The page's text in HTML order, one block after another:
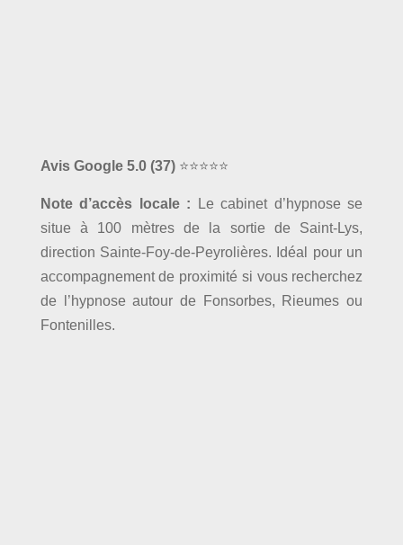
Avis Google 5.0 (37)⭐⭐⭐⭐⭐
Note d’accès locale : Le cabinet d’hypnose se
situe à 100 mètres de la sortie de Saint-Lys,
direction Sainte-Foy-de-Peyrolières. Idéal pour un
accompagnement de proximité si vous recherchez
de l’hypnose autour de Fonsorbes, Rieumes ou
Fontenilles.